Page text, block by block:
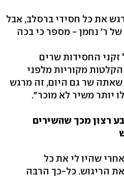
את כל חסידי ברסלב, אבל
ר' נחמן - מספר כי בכה
החסידות שרים
מקוריות מלפני
שיר שאתה שר גם היום, זה מרגש
יותר משיר לא מוכר".
רצון מכך שהשירים
שהיו לי את כל
הריגוש. כל-כך הרבה